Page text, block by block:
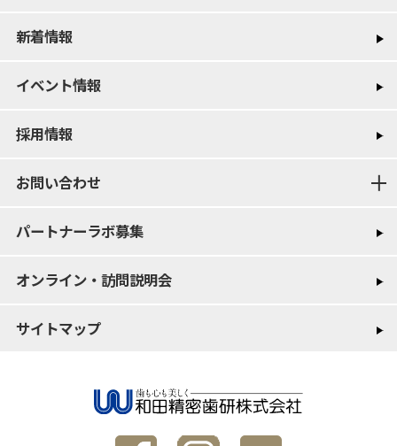
新着情報
イベント情報
採用情報
お問い合わせ
パートナーラボ募集
オンライン・訪問説明会
サイトマップ